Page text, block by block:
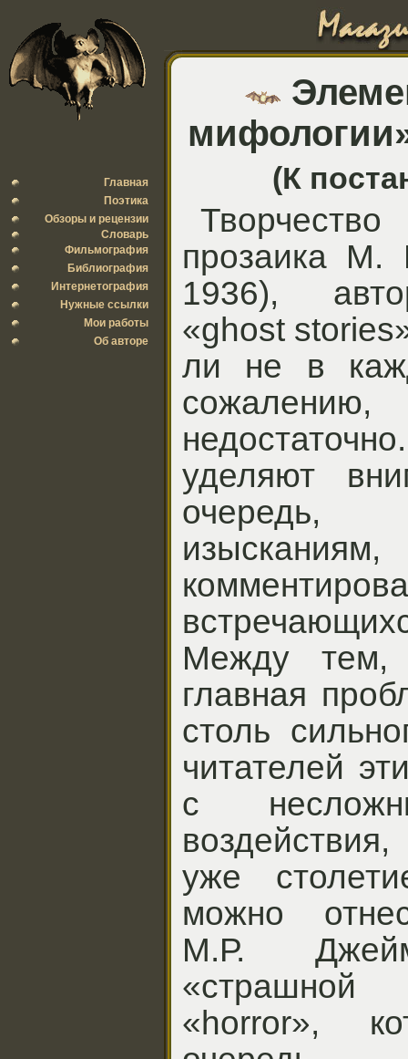
Главная
Поэтика
Обзоры и рецензии
Словарь
Фильмография
Библиография
Интернетография
Нужные ссылки
Мои работы
Об авторе
(К
прозаика М.
1936),
«ghost
ли не в
уделяют
очередь,
Между
главная
столь
читателей
с
уже
можно
М.Р.
«horror»,